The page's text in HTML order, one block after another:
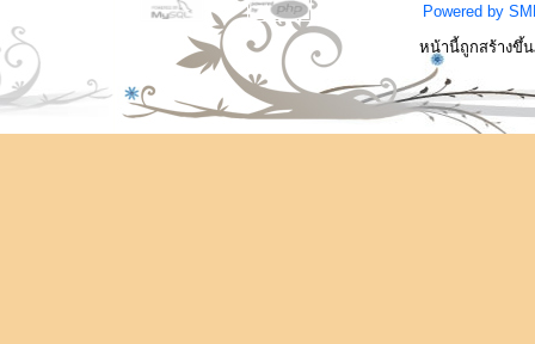
Powered by
หน้านี้ถูกสร้างขึ้น